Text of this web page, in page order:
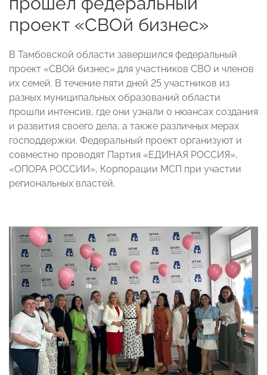
проект «СВОй бизнес»
В Тамбовской области завершился федеральный
проект «СВОй бизнес» для участников СВО и членов
их семей. В течение пяти дней 25 участников из
разных муниципальных образований области
прошли интенсив, где они узнали о нюансах создания
и развития своего дела, а также различных мерах
господдержки. Федеральный проект организуют и
совместно проводят Партия «ЕДИНАЯ РОССИЯ»,
«ОПОРА РОССИИ», Корпорации МСП при участии
региональных властей.